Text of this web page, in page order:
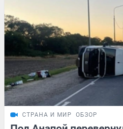
СТРАНА И МИР ОБЗОР